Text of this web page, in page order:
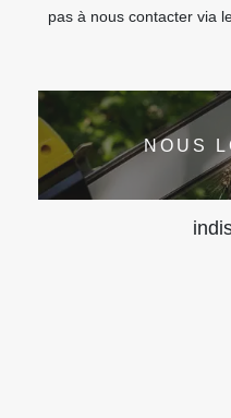
pas à nous contacter via
NOUS